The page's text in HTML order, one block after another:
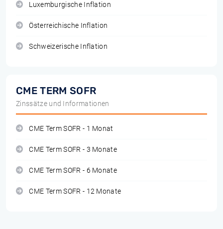
Luxemburgische Inflation
Österreichische Inflation
Schweizerische Inflation
CME TERM SOFR
Zinssätze und Informationen
CME Term SOFR - 1 Monat
CME Term SOFR - 3 Monate
CME Term SOFR - 6 Monate
CME Term SOFR - 12 Monate